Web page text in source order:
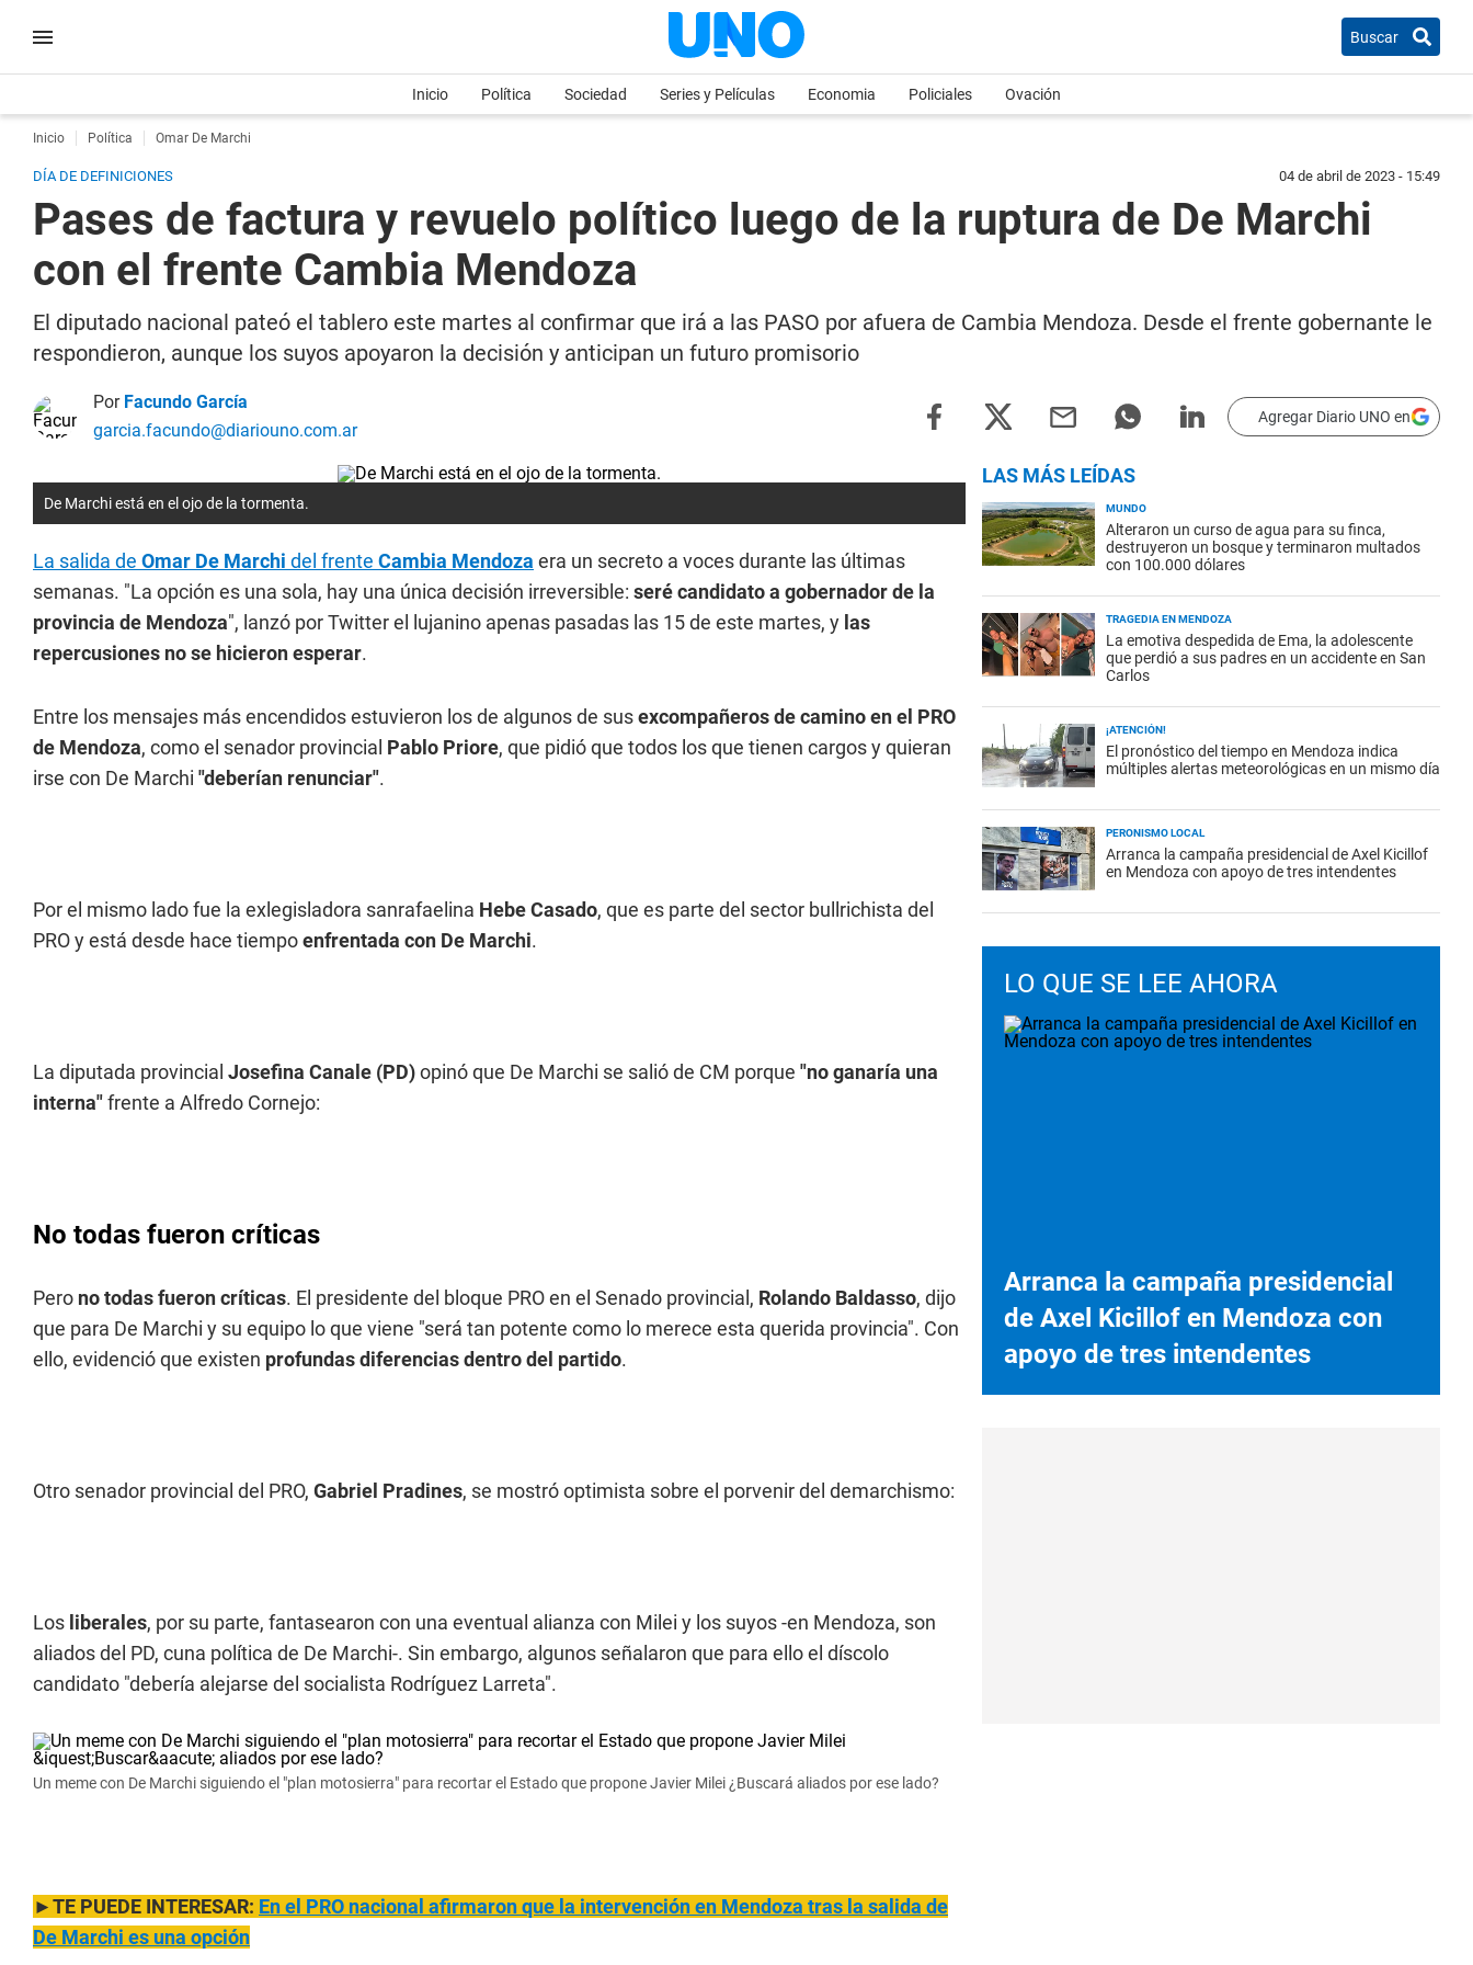
Buscar
Inicio Política Sociedad Series y Películas Economia Policiales Ovación
Inicio Política Omar De Marchi
DÍA DE DEFINICIONES 04 de abril de 2023 - 15:49
Pases de factura y revuelo político luego de la ruptura de De Marchi
con el frente Cambia Mendoza
El diputado nacional pateó el tablero este martes al confirmar que irá a las PASO por afuera de Cambia Mendoza. Desde el frente gobernante le
respondieron, aunque los suyos apoyaron la decisión y anticipan un futuro promisorio
Por Facundo García
garcia.facundo@diariouno.com.ar
Agregar Diario UNO en
De Marchi está en el ojo de la tormenta.
La salida de Omar De Marchi del frente Cambia Mendoza era un secreto a voces durante las últimas
semanas. "La opción es una sola, hay una única decisión irreversible: seré candidato a gobernador de la
provincia de Mendoza", lanzó por Twitter el lujanino apenas pasadas las 15 de este martes, y las
repercusiones no se hicieron esperar.
Entre los mensajes más encendidos estuvieron los de algunos de susexcompañeros de camino en el PRO
de Mendoza, como el senador provincial Pablo Priore, que pidió que todos los que tienen cargos y quieran
irse con De Marchi "deberían renunciar".
Por el mismo lado fue la exlegisladora sanrafaelina Hebe Casado, que es parte del sector bullrichista del
PRO y está desde hace tiempoenfrentada con De Marchi.
La diputada provincial Josefina Canale (PD)opinó que De Marchi se salió de CM porque "no ganaría una
interna"frente a Alfredo Cornejo:
No todas fueron críticas
Pero no todas fueron críticas. El presidente del bloque PRO en el Senado provincial, Rolando Baldasso, dijo
que para De Marchi y su equipo lo que viene "será tan potente como lo merece esta querida provincia". Con
ello, evidenció que existen profundas diferencias dentro del partido.
Otro senador provincial del PRO, Gabriel Pradines, se mostró optimista sobre el porvenir del demarchismo:
Los liberales, por su parte, fantasearon con una eventual alianza con Milei y los suyos -en Mendoza, son
aliados del PD, cuna política de De Marchi-. Sin embargo, algunos señalaron que para ello el díscolo
candidato "debería alejarse del socialista Rodríguez Larreta".
Un meme con De Marchi siguiendo el "plan motosierra" para recortar el Estado que propone Javier Milei ¿Buscará aliados por ese lado?
►TE PUEDE INTERESAR: En el PRO nacional afirmaron que la intervención en Mendoza tras la salida de
De Marchi es una opción
LAS MÁS LEÍDAS
MUNDO
Alteraron un curso de agua para su finca,
destruyeron un bosque y terminaron multados
con 100.000 dólares
TRAGEDIA EN MENDOZA
La emotiva despedida de Ema, la adolescente
que perdió a sus padres en un accidente en San
Carlos
¡ATENCIÓN!
El pronóstico del tiempo en Mendoza indica
múltiples alertas meteorológicas en un mismo día
PERONISMO LOCAL
Arranca la campaña presidencial de Axel Kicillof
en Mendoza con apoyo de tres intendentes
LO QUE SE LEE AHORA
Arranca la campaña presidencial
de Axel Kicillof en Mendoza con
apoyo de tres intendentes